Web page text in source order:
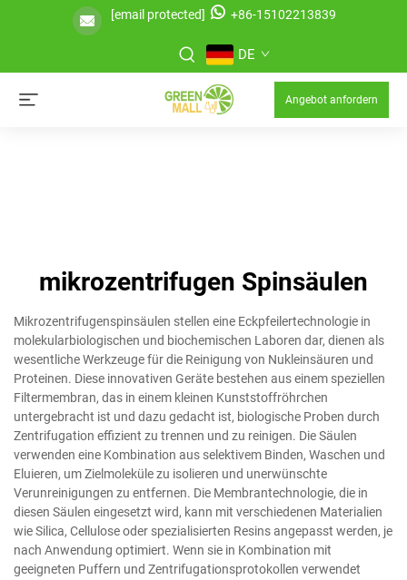
[email protected] +86-15102213839
DE
Angebot anfordern
mikrozentrifugen Spinsäulen
Mikrozentrifugenspinsäulen stellen eine Eckpfeilertechnologie in
molekularbiologischen und biochemischen Laboren dar, dienen als
wesentliche Werkzeuge für die Reinigung von Nukleinsäuren und
Proteinen. Diese innovativen Geräte bestehen aus einem speziellen
Filtermembran, das in einem kleinen Kunststoffröhrchen
untergebracht ist und dazu gedacht ist, biologische Proben durch
Zentrifugation effizient zu trennen und zu reinigen. Die Säulen
verwenden eine Kombination aus selektivem Binden, Waschen und
Eluieren, um Zielmoleküle zu isolieren und unerwünschte
Verunreinigungen zu entfernen. Die Membrantechnologie, die in
diesen Säulen eingesetzt wird, kann mit verschiedenen Materialien
wie Silica, Cellulose oder spezialisierten Resins angepasst werden, je
nach Anwendung optimiert. Wenn sie in Kombination mit
geeigneten Puffern und Zentrifugationsprotokollen verwendet